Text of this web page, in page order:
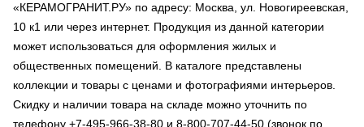
«КЕРАМОГРАНИТ.РУ» по адресу: Москва, ул. Новогиреевская,
10 к1 или через интернет. Продукция из данной категории
может использоваться для оформления жилых и
общественных помещений. В каталоге представлены
коллекции и товары с ценами и фотографиями интерьеров.
Скидку и наличии товара на складе можно уточнить по
телефону +7-495-966-38-80 и 8-800-707-44-50 (звонок по